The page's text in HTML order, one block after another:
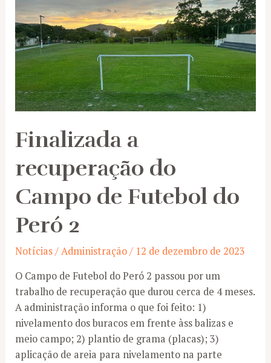
Cantata
de
Fim
de
Ano
Finalizada a
recuperação do
Campo de Futebol do
Peró 2
Notícias/Administração/ 12 de dezembro de 2023
O Campo de Futebol do Peró 2 passou por um
trabalho de recuperação que durou cerca de 4 meses.
A administração informa o que foi feito: 1)
nivelamento dos buracos em frente àss balizas e
meio campo; 2) plantio de grama (placas); 3)
aplicação de areia para nivelamento na parte